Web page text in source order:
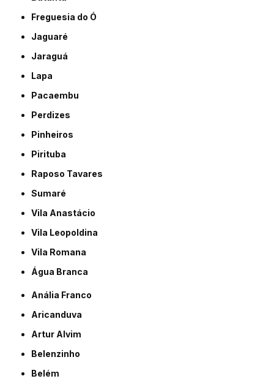
Freguesia do Ó
Jaguaré
Jaraguá
Lapa
Pacaembu
Perdizes
Pinheiros
Pirituba
Raposo Tavares
Sumaré
Vila Anastácio
Vila Leopoldina
Vila Romana
Água Branca
Anália Franco
Aricanduva
Artur Alvim
Belenzinho
Belém